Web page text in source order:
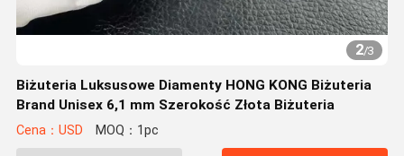
2/3
Biżuteria Luksusowe Diamenty HONG KONG Biżuteria
Brand Unisex 6,1 mm Szerokość Złota Biżuteria
Cena：USD MOQ：1pc